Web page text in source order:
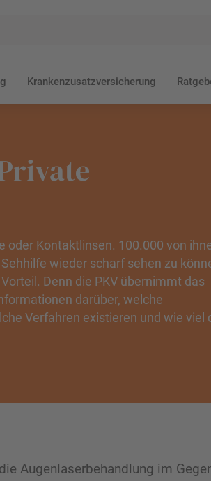
Krankenzusatzversicherung
oder Kontaktlinsen. 100.000 von
wieder scharf sehen zu
Denn die PKV übernimmt das
darüber, welche
Verfahren existieren und wie viel
Augenlaserbehandlung im